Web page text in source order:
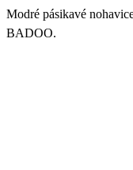
Modré pásikavé
BADOO.